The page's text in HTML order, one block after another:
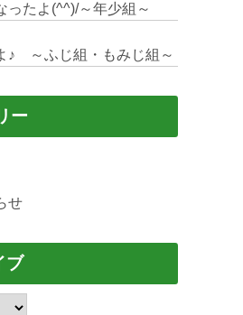
ったよ(^^)/～年少組～
♪ ～ふじ組・もみじ組～
ー
せ
ブ